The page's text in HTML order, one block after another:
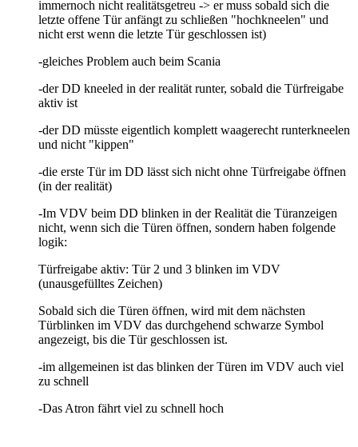
immernoch nicht realitätsgetreu -> er muss sobald sich die
letzte offene Tür anfängt zu schließen "hochkneelen" und
nicht erst wenn die letzte Tür geschlossen ist)
-gleiches Problem auch beim Scania
-der DD kneeled in der realität runter, sobald die Türfreigabe
aktiv ist
-der DD müsste eigentlich komplett waagerecht runterkneelen
und nicht "kippen"
-die erste Tür im DD lässt sich nicht ohne Türfreigabe öffnen
(in der realität)
-Im VDV beim DD blinken in der Realität die Türanzeigen
nicht, wenn sich die Türen öffnen, sondern haben folgende
logik:
Türfreigabe aktiv: Tür 2 und 3 blinken im VDV
(unausgefülltes Zeichen)
Sobald sich die Türen öffnen, wird mit dem nächsten
Türblinken im VDV das durchgehend schwarze Symbol
angezeigt, bis die Tür geschlossen ist.
-im allgemeinen ist das blinken der Türen im VDV auch viel
zu schnell
-Das Atron fährt viel zu schnell hoch